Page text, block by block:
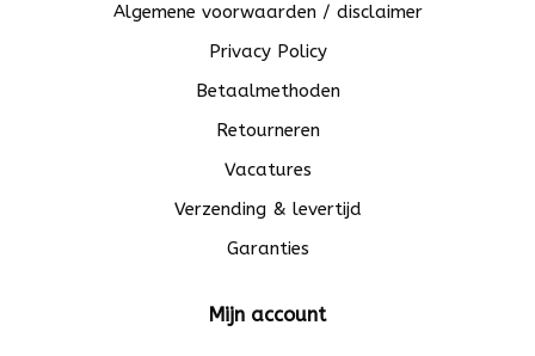
Algemene voorwaarden / disclaimer
Privacy Policy
Betaalmethoden
Retourneren
Vacatures
Verzending & levertijd
Garanties
Mijn account